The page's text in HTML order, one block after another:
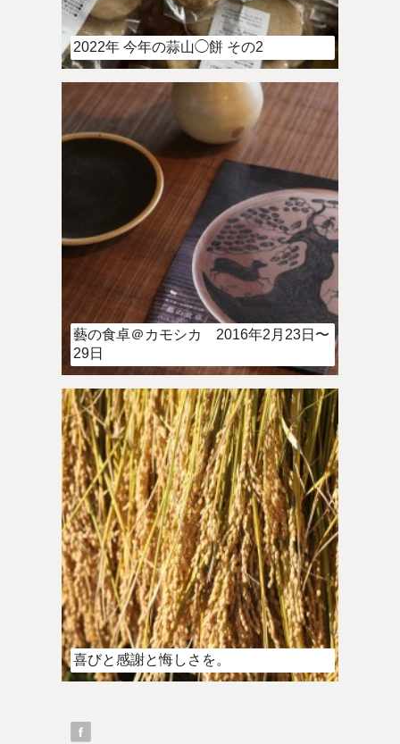
2022年 今年の蒜山◯餅 その2
藝の食卓＠カモシカ 2016年2月23日〜
29日
喜びと感謝と悔しさを。